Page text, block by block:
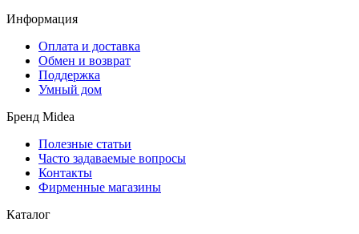
Информация
Оплата и доставка
Обмен и возврат
Поддержка
Умный дом
Бренд Midea
Полезные статьи
Часто задаваемые вопросы
Контакты
Фирменные магазины
Каталог